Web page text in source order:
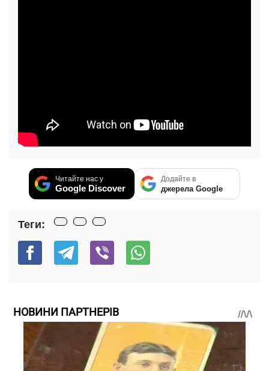
Читайте нас у
Google Discover
Додайте в
джерела Google
Теги:
НОВИНИ ПАРТНЕРІВ